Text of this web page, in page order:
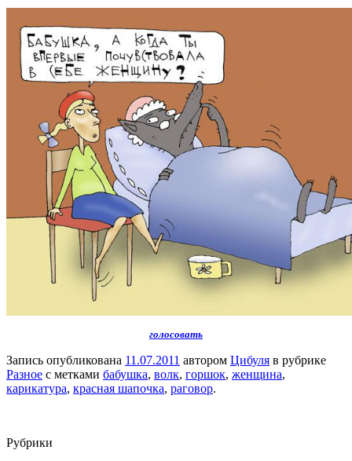
голосовать
Запись опубликована 11.07.2011 автором Цибуля в рубрике
Разное с метками бабушка, волк, горшок, женщина,
карикатура, красная шапочка, раговор.
Рубрики